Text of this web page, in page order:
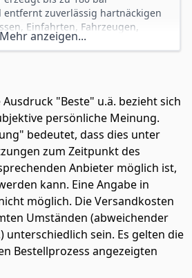
entfernt zuverlässig hartnäckigen
Einfahrten, Fahrzeugen,
und Fassaden.
bietet einen
während die großen Laufräder
- Die hochwertige
für eine langlebige,
und macht den
zum idealen Helfer für regelmäßige
rund um Haus und Garten.
- Integrierte
und
für Ordnung und einen
das Zubehör. Das Eigengewicht
einen sicheren Stand während
Mehr anzeigen...
"Beste" u.ä. bezieht sich
persönliche Meinung.
bedeutet, dass dies unter
zum Zeitpunkt des
Anbieter möglich ist,
kann. Eine Angabe in
möglich. Die Versandkosten
Umständen (abweichender
unterschiedlich sein. Es gelten die
Bestellprozess angezeigten